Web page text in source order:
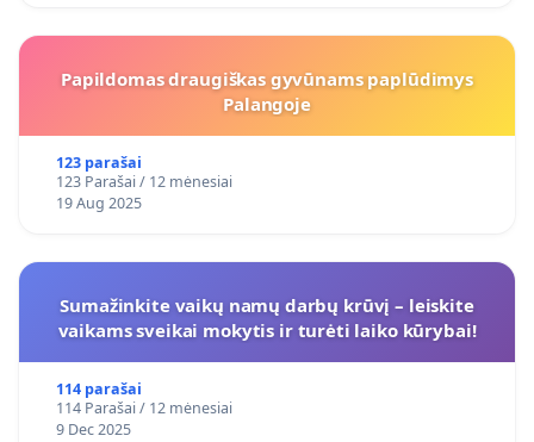
Papildomas draugiškas gyvūnams paplūdimys
Palangoje
123 parašai
123 Parašai / 12 mėnesiai
19 Aug 2025
Sumažinkite vaikų namų darbų krūvį – leiskite
vaikams sveikai mokytis ir turėti laiko kūrybai!
114 parašai
114 Parašai / 12 mėnesiai
9 Dec 2025